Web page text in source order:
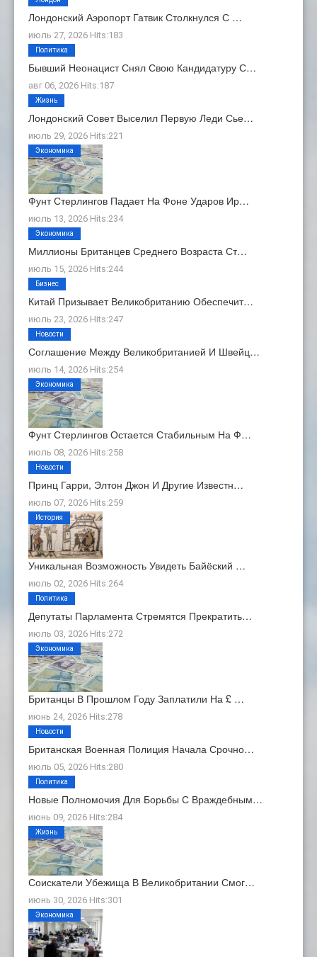
Лондонский Аэропорт Гатвик Столкнулся С …
июль 27, 2026 Hits:183
Бывший Неонацист Снял Свою Кандидатуру С…
авг 06, 2026 Hits:187
Политика
Лондонский Совет Выселил Первую Леди Сье…
июль 29, 2026 Hits:221
Жизнь
Фунт Стерлингов Падает На Фоне Ударов Ир…
июль 13, 2026 Hits:234
Экономика
Миллионы Британцев Среднего Возраста Ст…
июль 15, 2026 Hits:244
Экономика
Китай Призывает Великобританию Обеспечит…
июль 23, 2026 Hits:247
Бизнес
Соглашение Между Великобританией И Швейц…
июль 14, 2026 Hits:254
Новости
Фунт Стерлингов Остается Стабильным На Ф…
июль 08, 2026 Hits:258
Экономика
Принц Гарри, Элтон Джон И Другие Известн…
июль 07, 2026 Hits:259
Новости
Уникальная Возможность Увидеть Байёский …
июль 02, 2026 Hits:264
История
Депутаты Парламента Стремятся Прекратить…
июль 03, 2026 Hits:272
Политика
Британцы В Прошлом Году Заплатили На £ …
июнь 24, 2026 Hits:278
Экономика
Британская Военная Полиция Начала Срочно…
июль 05, 2026 Hits:280
Новости
Новые Полномочия Для Борьбы С Враждебным…
июнь 09, 2026 Hits:284
Политика
Соискатели Убежища В Великобритании Смог…
июнь 30, 2026 Hits:301
Жизнь
Экономика